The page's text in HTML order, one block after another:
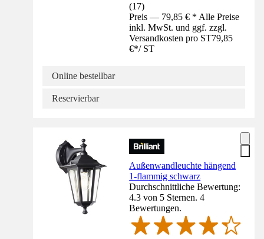
(17)
Preis — 79,85 € * Alle Preise
inkl. MwSt. und ggf. zzgl.
Versandkosten pro ST79,85
€*/ ST
Online bestellbar
Reservierbar
Außenwandleuchte hängend
1-flammig schwarz
Durchschnittliche Bewertung:
4.3 von 5 Sternen. 4
Bewertungen.